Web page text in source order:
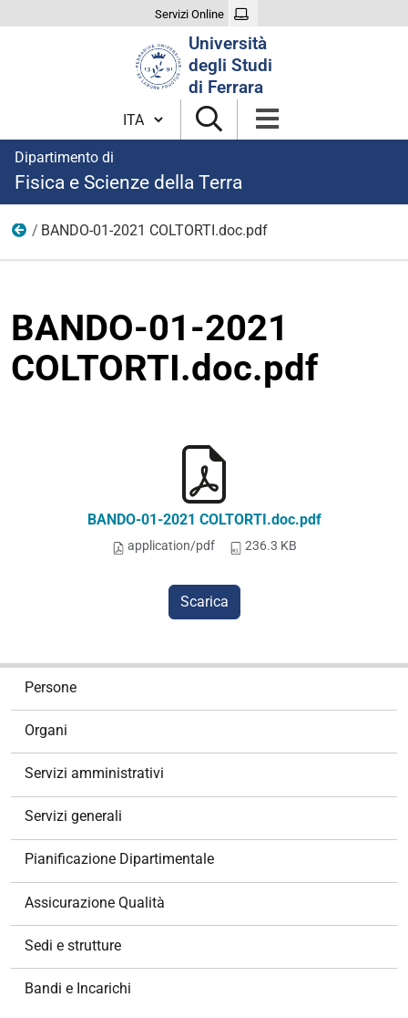
Servizi Online
Università
degli Studi
di Ferrara
Cambia lingua
Dipartimento di
Fisica e Scienze della Terra
modulistica collaborazioni 2021
BANDO-01-2021 COLTORTI.doc.pdf
BANDO-01-2021
COLTORTI.doc.pdf
BANDO-01-2021 COLTORTI.doc.pdf
application/pdf 236.3 KB
Scarica
Persone
Organi
Servizi amministrativi
Servizi generali
Pianificazione Dipartimentale
Assicurazione Qualità
Sedi e strutture
Bandi e Incarichi